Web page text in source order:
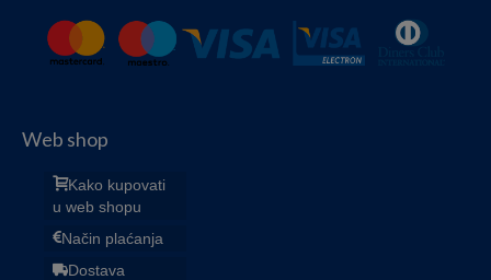
Web shop
Kako kupovati
u web shopu
Način plaćanja
Dostava